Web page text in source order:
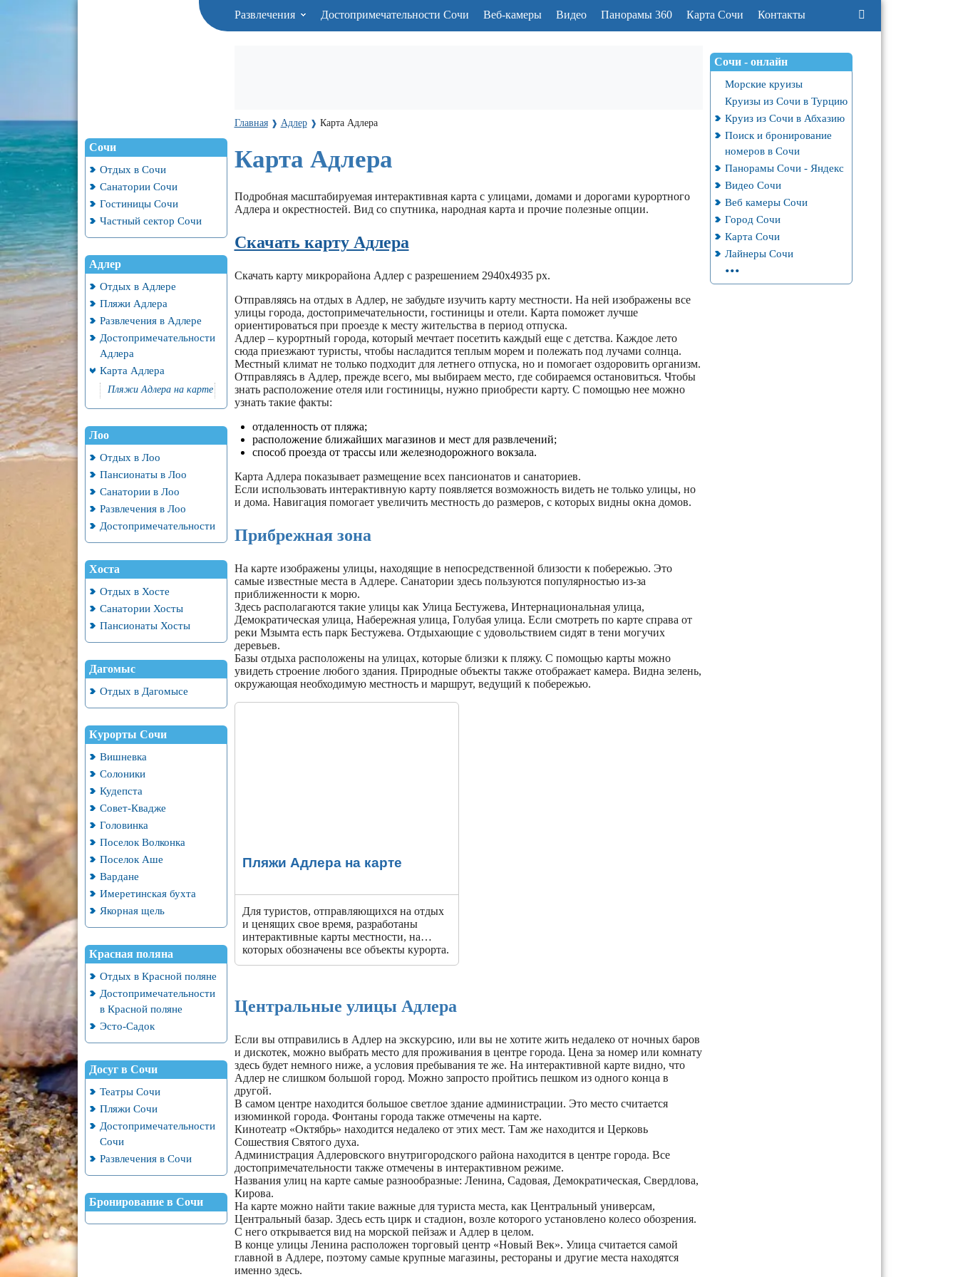
Развлечения Достопримечательности Сочи Веб-камеры Видео Панорамы 360 Карта Сочи Контакты
Сочи
Отдых в Сочи
Санатории Сочи
Гостиницы Сочи
Частный сектор Сочи
Адлер
Отдых в Адлере
Пляжи Адлера
Развлечения в Адлере
Достопримечательности
Адлера
Карта Адлера
Пляжи Адлера на карте
Лоо
Отдых в Лоо
Пансионаты в Лоо
Санатории в Лоо
Развлечения в Лоо
Достопримечательности
Хоста
Отдых в Хосте
Санатории Хосты
Пансионаты Хосты
Дагомыс
Отдых в Дагомысе
Курорты Сочи
Вишневка
Солоники
Кудепста
Совет-Квадже
Головинка
Поселок Волконка
Поселок Аше
Вардане
Имеретинская бухта
Якорная щель
Красная поляна
Отдых в Красной поляне
Достопримечательности
в Красной поляне
Эсто-Садок
Досуг в Сочи
Театры Сочи
Пляжи Сочи
Достопримечательности
Сочи
Развлечения в Сочи
Бронирование в Сочи
Главная ❱ Адлер ❱ Карта Адлера
Карта Адлера
Подробная масштабируемая интерактивная карта с улицами, домами и дорогами курортного
Адлера и окрестностей. Вид со спутника, народная карта и прочие полезные опции.
Скачать карту Адлера
Скачать карту микрорайона Адлер с разрешением 2940x4935 px.
Отправляясь на отдых в Адлер, не забудьте изучить карту местности. На ней изображены все
улицы города, достопримечательности, гостиницы и отели. Карта поможет лучше
ориентироваться при проезде к месту жительства в период отпуска.
Адлер – курортный города, который мечтает посетить каждый еще с детства. Каждое лето
сюда приезжают туристы, чтобы насладится теплым морем и полежать под лучами солнца.
Местный климат не только подходит для летнего отпуска, но и помогает оздоровить организм.
Отправляясь в Адлер, прежде всего, мы выбираем место, где собираемся остановиться. Чтобы
знать расположение отеля или гостиницы, нужно приобрести карту. С помощью нее можно
узнать такие факты:
отдаленность от пляжа;
расположение ближайших магазинов и мест для развлечений;
способ проезда от трассы или железнодорожного вокзала.
Карта Адлера показывает размещение всех пансионатов и санаториев.
Если использовать интерактивную карту появляется возможность видеть не только улицы, но
и дома. Навигация помогает увеличить местность до размеров, с которых видны окна домов.
Прибрежная зона
На карте изображены улицы, находящие в непосредственной близости к побережью. Это
самые известные места в Адлере. Санатории здесь пользуются популярностью из-за
приближенности к морю.
Здесь располагаются такие улицы как Улица Бестужева, Интернациональная улица,
Демократическая улица, Набережная улица, Голубая улица. Если смотреть по карте справа от
реки Мзымта есть парк Бестужева. Отдыхающие с удовольствием сидят в тени могучих
деревьев.
Базы отдыха расположены на улицах, которые близки к пляжу. С помощью карты можно
увидеть строение любого здания. Природные объекты также отображает камера. Видна зелень,
окружающая необходимую местность и маршрут, ведущий к побережью.
Пляжи Адлера на карте
Для туристов, отправляющихся на отдых
и ценящих свое время, разработаны
интерактивные карты местности, на
которых обозначены все объекты курорта.
Найти по карте пляж в Адлере проще
Центральные улицы Адлера
Если вы отправились в Адлер на экскурсию, или вы не хотите жить недалеко от ночных баров
и дискотек, можно выбрать место для проживания в центре города. Цена за номер или комнату
здесь будет немного ниже, а условия пребывания те же. На интерактивной карте видно, что
Адлер не слишком большой город. Можно запросто пройтись пешком из одного конца в
другой.
В самом центре находится большое светлое здание администрации. Это место считается
изюминкой города. Фонтаны города также отмечены на карте.
Кинотеатр «Октябрь» находится недалеко от этих мест. Там же находится и Церковь
Сошествия Святого духа.
Администрация Адлеровского внутригородского района находится в центре города. Все
достопримечательности также отмечены в интерактивном режиме.
Названия улиц на карте самые разнообразные: Ленина, Садовая, Демократическая, Свердлова,
Кирова.
На карте можно найти такие важные для туриста места, как Центральный универсам,
Центральный базар. Здесь есть цирк и стадион, возле которого установлено колесо обозрения.
С него открывается вид на морской пейзаж и Адлер в целом.
В конце улицы Ленина расположен торговый центр «Новый Век». Улица считается самой
главной в Адлере, поэтому самые крупные магазины, рестораны и другие места находятся
именно здесь.
Сочи - онлайн
Морские круизы
Круизы из Сочи в Турцию
Круиз из Сочи в Абхазию
Поиск и бронирование
номеров в Сочи
Панорамы Сочи - Яндекс
Видео Сочи
Веб камеры Сочи
Город Сочи
Карта Сочи
Лайнеры Сочи
...